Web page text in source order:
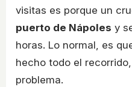
visitas es porque un
puerto de Nápoles y
horas. Lo normal, es
hecho todo el
problema.